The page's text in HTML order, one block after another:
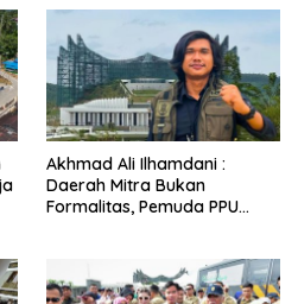
Akhmad Ali Ilhamdani :
Daerah Mitra Bukan
Formalitas, Pemuda PPU